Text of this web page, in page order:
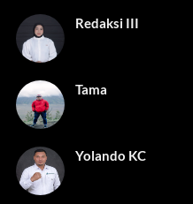
Redaksi III
Tama
Yolando KC